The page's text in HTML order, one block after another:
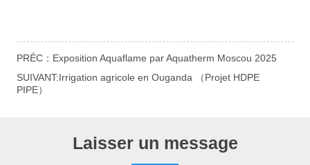
PRÉC： Exposition Aquaflame par Aquatherm Moscou 2025
SUIVANT:Irrigation agricole en Ouganda （Projet HDPE
PIPE）
Laisser un message